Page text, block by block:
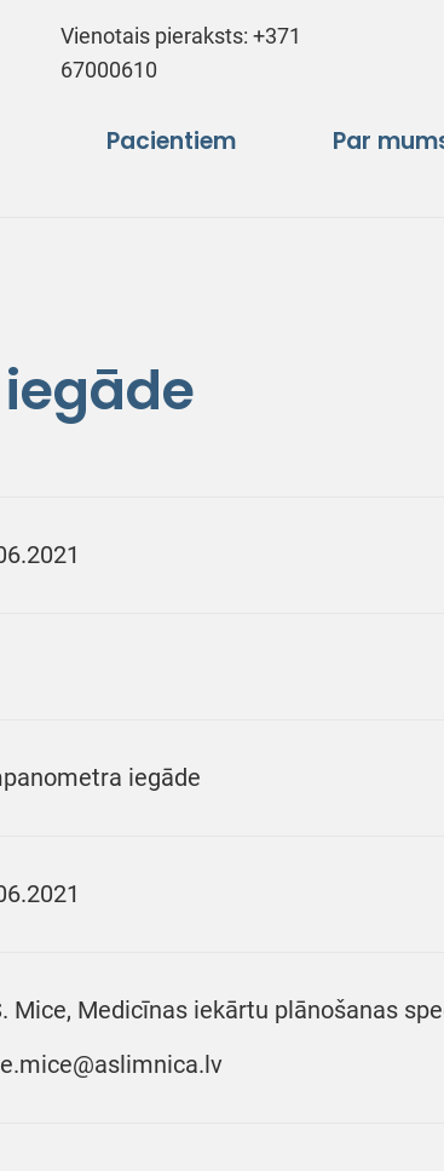
Vienotais pieraksts:+371
67000610
Pacientiem Par
iegāde
Mice, Medicīnas iekārtu plānošanas